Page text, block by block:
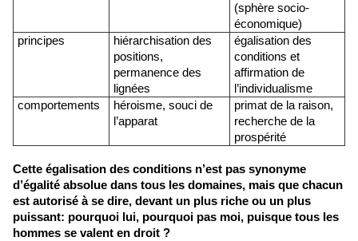
(sphère socio-
économique)
principes
hiérarchisation des
positions,
permanence des
lignées
égalisation des
conditions et
affirmation de
l’individualisme
comportements
héroisme, souci de
l’apparat
primat de la raison,
recherche de la
prospérité
Cette égalisation des conditions n’est pas synonyme
d’égalité absolue dans tous les domaines, mais que chacun
est autorisé à se dire, devant un plus riche ou un plus
puissant: pourquoi lui, pourquoi pas moi, puisque tous les
hommes se valent en droit ?